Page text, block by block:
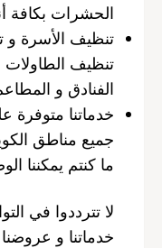
الحشرات بكافة
تنظيف الأسرة و
تنظيف الطاولات
الفنادق و
خدماتنا متوفرة
جميع مناطق
ما كنتم يمكننا
لا تترددوا في
خدماتنا و عروضنا